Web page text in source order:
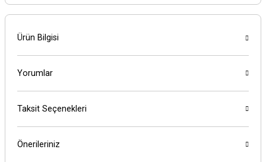
Ürün Bilgisi
Yorumlar
Taksit Seçenekleri
Önerileriniz